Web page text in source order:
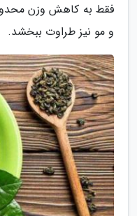
فقط به کاهش وزن
و مو نیز طراوت ببخشد.